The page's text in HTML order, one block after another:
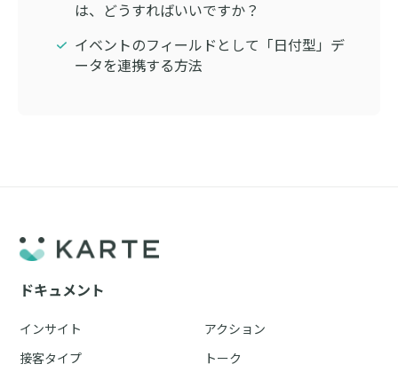
は、どうすればいいですか？
イベントのフィールドとして「日付型」デ
ータを連携する方法
ドキュメント
インサイト
アクション
接客タイプ
トーク